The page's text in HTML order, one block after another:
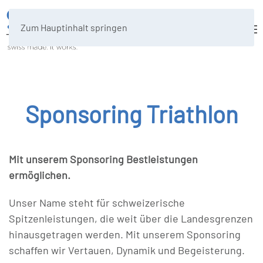
Zum Hauptinhalt springen
Sponsoring Triathlon
Mit unserem Sponsoring Bestleistungen
ermöglichen.
Unser Name steht für schweizerische
Spitzenleistungen, die weit über die Landesgrenzen
hinausgetragen werden. Mit unserem Sponsoring
schaffen wir Vertauen, Dynamik und Begeisterung.